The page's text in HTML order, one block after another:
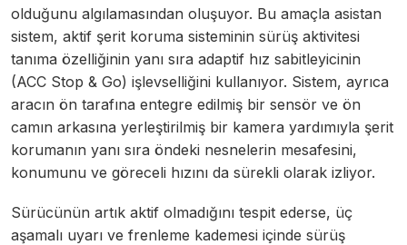
olduğunu algılamasından oluşuyor. Bu amaçla asistan
sistem, aktif şerit koruma sisteminin sürüş aktivitesi
tanıma özelliğinin yanı sıra adaptif hız sabitleyicinin
(ACC Stop & Go) işlevselliğini kullanıyor. Sistem, ayrıca
aracın ön tarafına entegre edilmiş bir sensör ve ön
camın arkasına yerleştirilmiş bir kamera yardımıyla şerit
korumanın yanı sıra öndeki nesnelerin mesafesini,
konumunu ve göreceli hızını da sürekli olarak izliyor.
Sürücünün artık aktif olmadığını tespit ederse, üç
aşamalı uyarı ve frenleme kademesi içinde sürüş